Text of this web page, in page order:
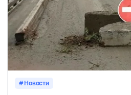
Новости